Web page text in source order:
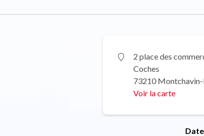
2 place des
Coches
73210 Montchavin-
Voir la carte